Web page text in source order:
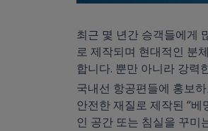
최근 몇 년간 승객들에게
로 제작되며 현대적인 분
합니다. 뿐만 아니라 강력
국내선 항공편들에 홍보
안전한 재질로 제작된 “
인 공간 또는 침실을 꾸미